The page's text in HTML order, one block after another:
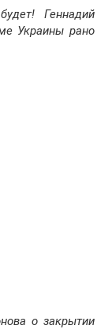
Геннадий
Украины рано
о закрытии